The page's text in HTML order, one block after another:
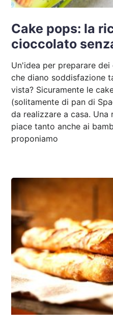
Cake pops: la
cioccolato
Un'idea per preparare
che diano soddisfazione
vista? Sicuramente le
(solitamente di pan di
da realizzare a casa.
piace tanto anche ai
proponiamo